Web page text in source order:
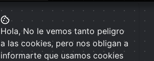
Hola, No le vemos tanto peligro
a las cookies, pero nos obligan a
informarte que usamos cookies